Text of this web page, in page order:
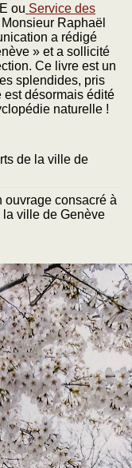
ou Service des
Monsieur Raphaël
a rédigé
» et a sollicité
Ce livre est un
splendides, pris
est désormais édité
naturelle !
de la ville de
ouvrage consacré à
ville de Genève